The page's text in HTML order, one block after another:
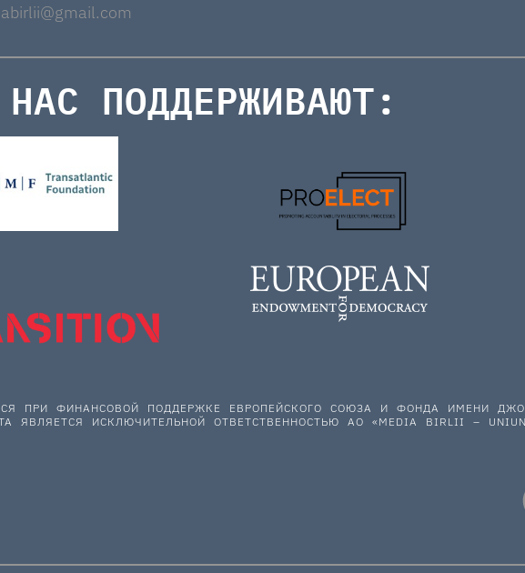
НАС ПОДДЕРЖИВАЮТ:
ПРИ ФИНАНСОВОЙ ПОДДЕРЖКЕ ЕВРОПЕЙСКОГО СОЮЗА И ФОНДА ИМЕНИ
ЯВЛЯЕТСЯ ИСКЛЮЧИТЕЛЬНОЙ ОТВЕТСТВЕННОСТЬЮ АО «MEDIA BIRLII –